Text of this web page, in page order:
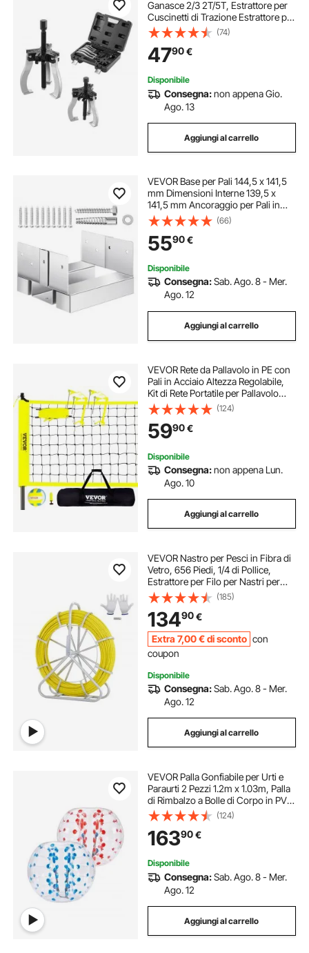
Ganasce 2/3 2T/5T, Estrattore per
Cuscinetti di Trazione Estrattore per
Mozzo Ruota in Acciaio Apertura
76,2 mm 177,8 mm per Rimozione
di Manutenzione di Ingranaggi
(74)
4790€
Disponibile
Consegna:non appena Gio.
Ago. 13
Aggiungi al carrello
VEVOR Base per Pali 144,5 x 141,5
mm Dimensioni Interne 139,5 x
141,5 mm Ancoraggio per Pali in
Cemento in Acciaio al Carbonio
Zincato per Impieghi Gravosi,
Elevazione 25,4 mm per Pergole in
Cemento
(66)
5590€
Disponibile
Consegna:Sab. Ago. 8 - Mer.
Ago. 12
Aggiungi al carrello
VEVOR Rete da Pallavolo in PE con
Pali in Acciaio Altezza Regolabile,
Kit di Rete Portatile per Pallavolo
Volley con Borsa per Allenamento
all'Aperto in Giardino Spiaggia, Rete
per Pallavolo Portatile
(124)
5990€
Disponibile
Consegna:non appena Lun.
Ago. 10
Aggiungi al carrello
VEVOR Nastro per Pesci in Fibra di
Vetro, 656 Piedi, 1/4 di Pollice,
Estrattore per Filo per Nastri per
Canne da Condotto, Asta per Cavi
con Supporto per Mulinello in
Acciaio, 3 Teste di Trazione
(185)
13490€
Extra 7,00 €di sconto con
coupon
Disponibile
Consegna:Sab. Ago. 8 - Mer.
Ago. 12
Aggiungi al carrello
VEVOR Palla Gonfiabile per Urti e
Paraurti 2 Pezzi 1.2m x 1.03m, Palla
di Rimbalzo a Bolle di Corpo in PVC
per Attività all'Aperto Palla Paraurti
Gonfiabile con Punti Rossi + Blu
(124)
16390€
Disponibile
Consegna:Sab. Ago. 8 - Mer.
Ago. 12
Aggiungi al carrello